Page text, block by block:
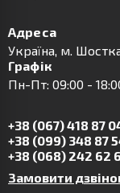
Адреса
Українa, м.
Графік
Пн-Пт: 09:00 -
+38 (067) 418 87
+38 (099) 348 87
+38 (068) 242 62
Замовити